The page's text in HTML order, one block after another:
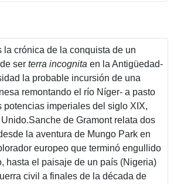
la crónica de la conquista de un
ser terra incognita en la Antigüedad-
la probable incursión de una
remontando el río Níger- a pasto
potencias imperiales del siglo XIX,
de Gramont relata dos
la aventura de Mungo Park en
europeo que terminó engullido
hasta el paisaje de un país (Nigeria)
civil a finales de la década de